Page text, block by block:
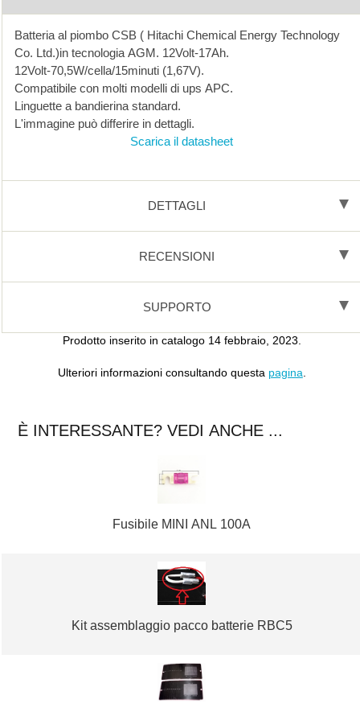
Batteria al piombo CSB ( Hitachi Chemical Energy Technology
Co. Ltd.)in tecnologia AGM. 12Volt-17Ah.
12Volt-70,5W/cella/15minuti (1,67V).
Compatibile con molti modelli di ups APC.
Linguette a bandierina standard.
L'immagine può differire in dettagli.
Scarica il datasheet
DETTAGLI
RECENSIONI
SUPPORTO
Prodotto inserito in catalogo 14 febbraio, 2023.
Ulteriori informazioni consultando questa pagina
È INTERESSANTE? VEDI ANCHE ...
Fusibile MINI ANL 100A
Kit assemblaggio pacco batterie RBC5